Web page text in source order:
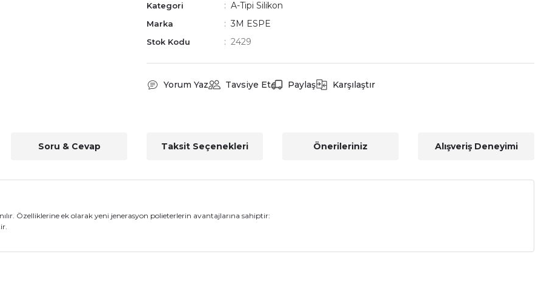
Kategori A-Tipi Silikon
Marka 3M ESPE
Stok Kodu 2429
Yorum Yaz Tavsiye Et Paylaş Karşılaştır
Soru & Cevap Taksit Seçenekleri Önerileriniz Alışveriş Deneyimi
Özelliklerine ek olarak yeni jenerasyon polieterlerin avantajlarına sahiptir: